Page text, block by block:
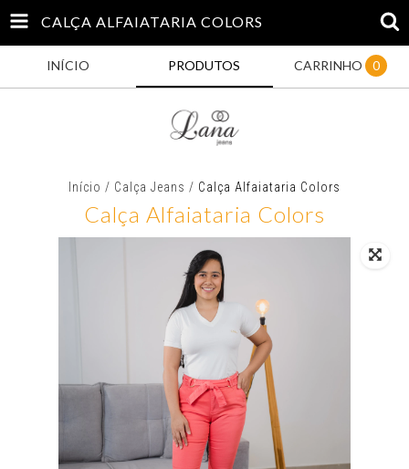
CALÇA ALFAIATARIA COLORS
INÍCIO PRODUTOS CARRINHO 0
Início / Calça Jeans / Calça Alfaiataria Colors
Calça Alfaiataria Colors